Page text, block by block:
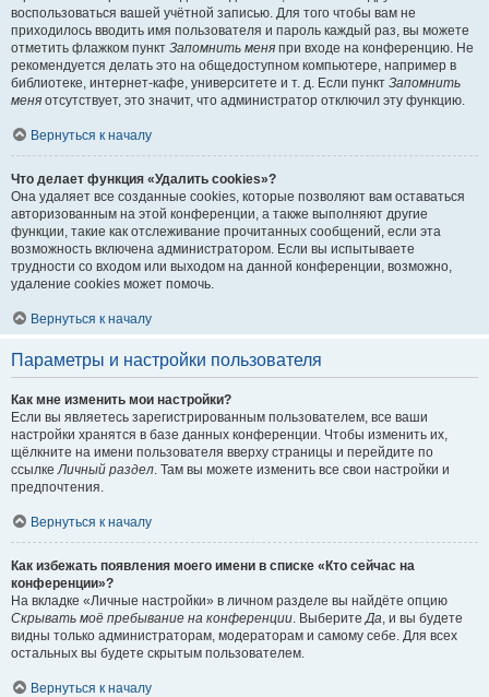
воспользоваться вашей учётной записью. Для того чтобы вам не
приходилось вводить имя пользователя и пароль каждый раз, вы можете
отметить флажком пункт Запомнить меня при входе на конференцию. Не
рекомендуется делать это на общедоступном компьютере, например в
библиотеке, интернет-кафе, университете и т. д. Если пункт Запомнить
меня отсутствует, это значит, что администратор отключил эту функцию.
Вернуться к началу
Что делает функция «Удалить cookies»?
Она удаляет все созданные cookies, которые позволяют вам оставаться
авторизованным на этой конференции, а также выполняют другие
функции, такие как отслеживание прочитанных сообщений, если эта
возможность включена администратором. Если вы испытываете
трудности со входом или выходом на данной конференции, возможно,
удаление cookies может помочь.
Вернуться к началу
Параметры и настройки пользователя
Как мне изменить мои настройки?
Если вы являетесь зарегистрированным пользователем, все ваши
настройки хранятся в базе данных конференции. Чтобы изменить их,
щёлкните на имени пользователя вверху страницы и перейдите по
ссылкеЛичный раздел. Там вы можете изменить все свои настройки и
предпочтения.
Вернуться к началу
Как избежать появления моего имени в списке «Кто сейчас на
конференции»?
На вкладке «Личные настройки» в личном разделе вы найдёте опцию
Скрывать моё пребывание на конференции. ВыберитеДа, и вы будете
видны только администраторам, модераторам и самому себе. Для всех
остальных вы будете скрытым пользователем.
Вернуться к началу